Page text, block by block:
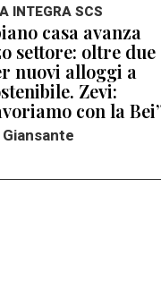
INTEGRA SCS
casa avanza
settore: oltre due
nuovi alloggi a
Zevi:
con la